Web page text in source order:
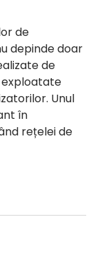
de
depinde doar
de
exploatate
Unul
în
rețelei de